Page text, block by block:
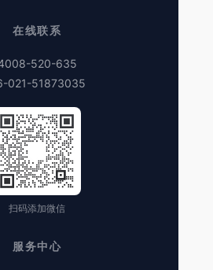
在线联系
520-635
021-51873035
扫码添加微信
服务中心